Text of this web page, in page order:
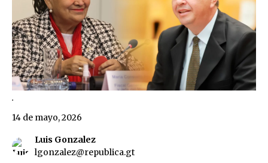
.
Luis Gonzalez
lgonzalez@republica.gt
14 de mayo, 2026